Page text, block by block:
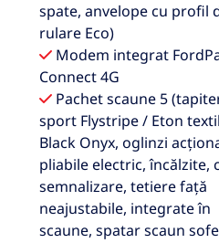
spate, anvelope cu profil
rulare Eco)
Modem integrat
Connect 4G
Pachet scaune 5
sport Flystripe / Eton
Black Onyx, oglinzi
pliabile electric, încălzite,
semnalizare, tetiere față
neajustabile, integrate în
scaune, spatar scaun